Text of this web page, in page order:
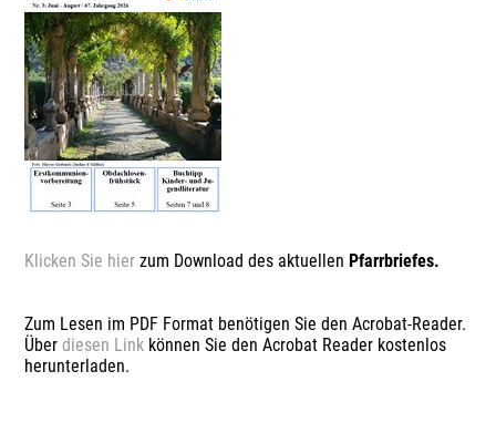
Klicken Sie hier zum Download des aktuellen Pfarrbriefes.
Zum Lesen im PDF Format benötigen Sie den Acrobat-Reader.
Überdiesen Link können Sie den Acrobat Reader kostenlos
herunterladen.